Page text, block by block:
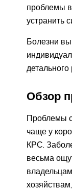
проблемы
устранить
Болезни
Обзор
Проблемы
чаще у
КРС.
весьма